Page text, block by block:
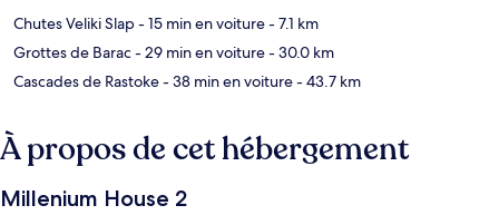
Chutes Veliki Slap- 15 min en voiture- 7.1 km
Grottes de Barac- 29 min en voiture- 30.0 km
Cascades de Rastoke- 38 min en voiture- 43.7 km
À propos de cet hébergement
Millenium House 2